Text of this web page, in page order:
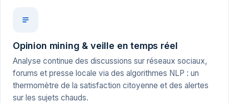
Opinion mining & veille en temps réel
Analyse continue des discussions sur réseaux sociaux,
forums et presse locale via des algorithmes NLP : un
thermomètre de la satisfaction citoyenne et des alertes
sur les sujets chauds.